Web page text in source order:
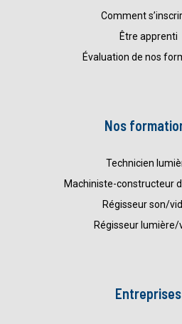
Comment
Être apprenti
Évaluation de nos
Nos
Technicien
Machiniste-constructeur
Régisseur son/
Régisseur lumière/
Entreprises